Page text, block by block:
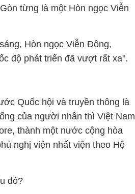
từng là một Hòn ngọc Viễn
Hòn ngọc Viễn Đông,
độ phát triển đã vượt rất xa”.
Quốc hội và truyền thông là
của người nhân thì Việt Nam
thành một nước cộng hòa
nghị viện nhất viện theo Hệ
đó?